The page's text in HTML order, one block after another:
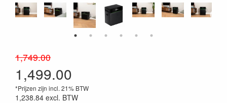
1,749.00
1,499.00
*Prijzen zijn incl. 21% BTW
1,238.84 excl. BTW